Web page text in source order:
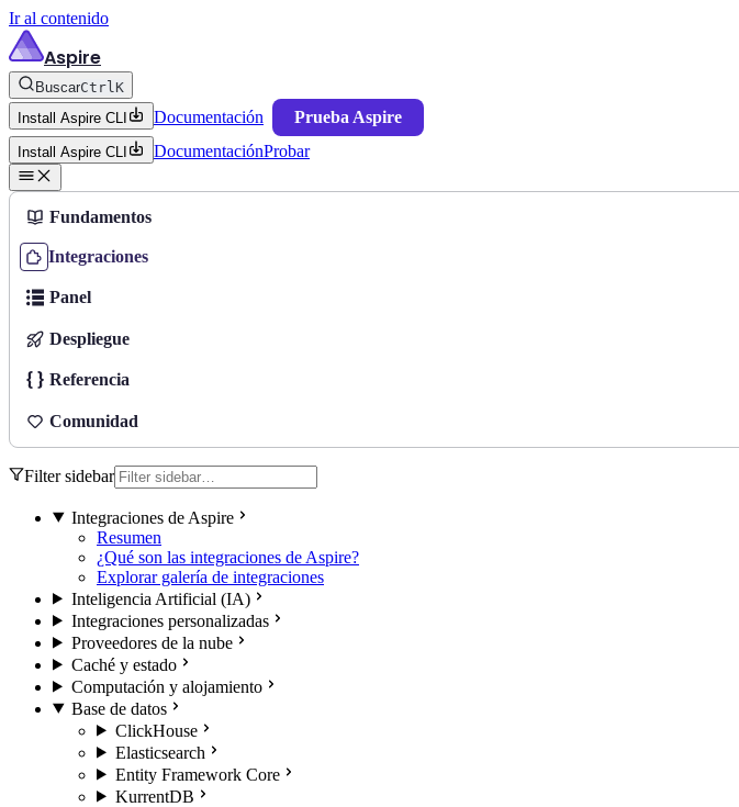
Ir al contenido
Aspire
BuscarCtrlK
Install Aspire CLI
Documentación Prueba Aspire
Install Aspire CLI DocumentaciónProbar
Fundamentos
Integraciones
Panel
Despliegue
Referencia
Comunidad
Filter sidebar
Integraciones de Aspire
Resumen
¿Qué son las integraciones de Aspire?
Explorar galería de integraciones
Inteligencia Artificial (IA)
Integraciones personalizadas
Proveedores de la nube
Caché y estado
Computación y alojamiento
Base de datos
ClickHouse
Elasticsearch
Entity Framework Core
KurrentDB